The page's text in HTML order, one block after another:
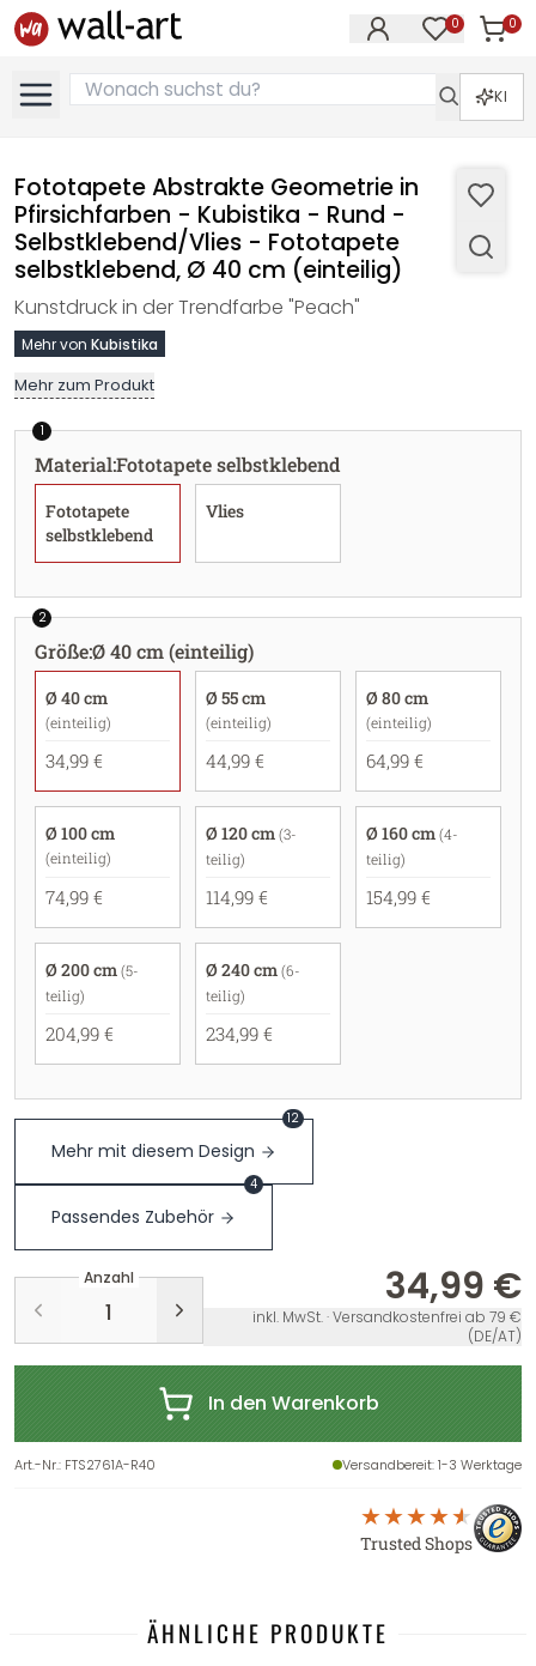
0 0
KI
Fototapete Abstrakte Geometrie in
Pfirsichfarben - Kubistika - Rund -
Selbstklebend/Vlies - Fototapete
selbstklebend, Ø 40 cm (einteilig)
Kunstdruck in der Trendfarbe "Peach"
Mehr von Kubistika
Mehr zum Produkt
1
Material:Fototapete selbstklebend
Fototapete
selbstklebend
Vlies
2
Größe:Ø 40 cm (einteilig)
Ø 40 cm
(einteilig)
34,99 €
Ø 55 cm
(einteilig)
44,99 €
Ø 80 cm
(einteilig)
64,99 €
Ø 100 cm
(einteilig)
74,99 €
Ø 120 cm (3-
teilig)
114,99 €
Ø 160 cm (4-
teilig)
154,99 €
Ø 200 cm (5-
teilig)
204,99 €
Ø 240 cm (6-
teilig)
234,99 €
Mehr mit diesem Design
12
Passendes Zubehör
4
Anzahl 34,99 €
inkl. MwSt. · Versandkostenfrei ab 79 €
(DE/AT)
In den Warenkorb
Art.-Nr.: FTS2761A-R40 Versandbereit: 1-3 Werktage
Trusted Shops
ÄHNLICHE PRODUKTE